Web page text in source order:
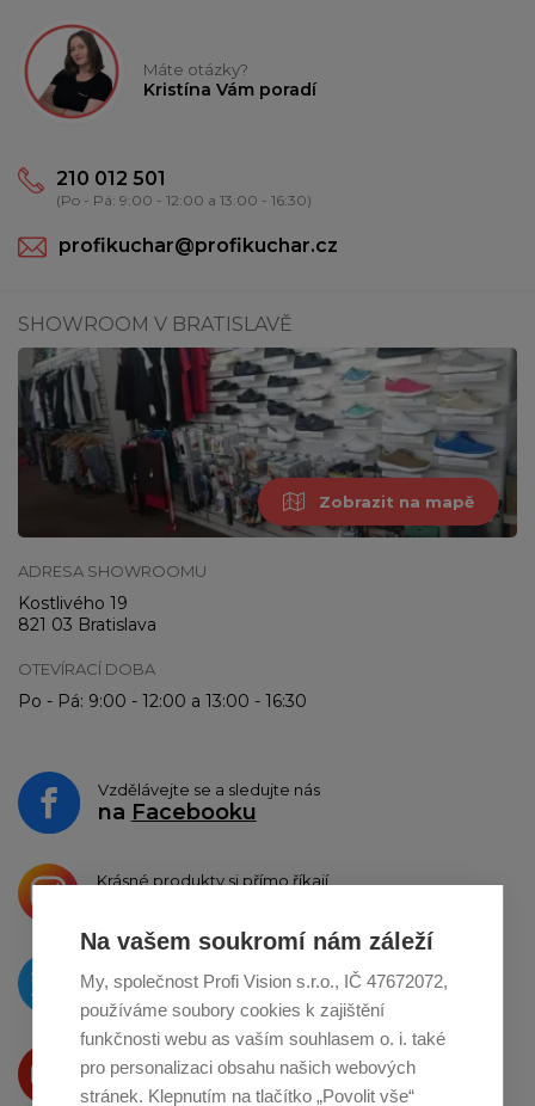
Máte otázky?
Kristína Vám poradí
210 012 501
(Po - Pá: 9:00 - 12:00 a 13:00 - 16:30)
profikuchar@profikuchar.cz
SHOWROOM V BRATISLAVĚ
Zobrazit na mapě
ADRESA SHOWROOMU
Kostlivého 19
821 03 Bratislava
OTEVÍRACÍ DOBA
Po - Pá: 9:00 - 12:00 a 13:00 - 16:30
Vzdělávejte se a sledujte nás
na Facebooku
Krásné produkty si přímo říkají
O novinkách píšeme
naTwitteru
Produkty Vám představujeme
na Youtube
Na vašem soukromí nám záleží
My, společnost Profi Vision s.r.o., IČ 47672072,
používáme soubory cookies k zajištění
funkčnosti webu as vaším souhlasem o. i. také
pro personalizaci obsahu našich webových
stránek. Klepnutím na tlačítko „Povolit vše“